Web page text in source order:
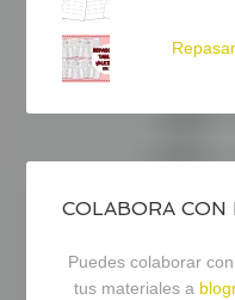
COLABORA
Puedes colaborar
tus materiales a